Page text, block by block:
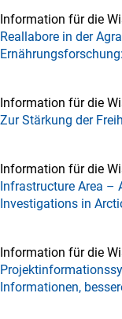
Information für die
Reallabore in der
Information für die
Zur Stärkung der
Information für die
Infrastructure Area –
Investigations in
Information für die
Informationen,